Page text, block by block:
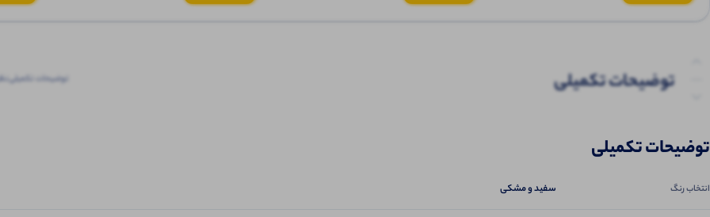
توضیحات تکمیلی
توضیحات تکمیلی
توضیحات تکمیلی
انتخاب رنگ سفید و مشکی